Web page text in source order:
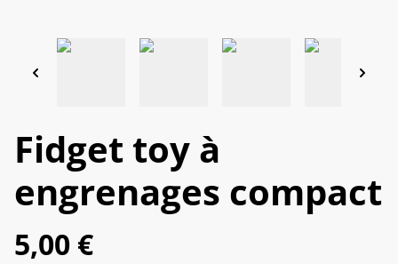
Fidget toy à
engrenages compact
5,00 €